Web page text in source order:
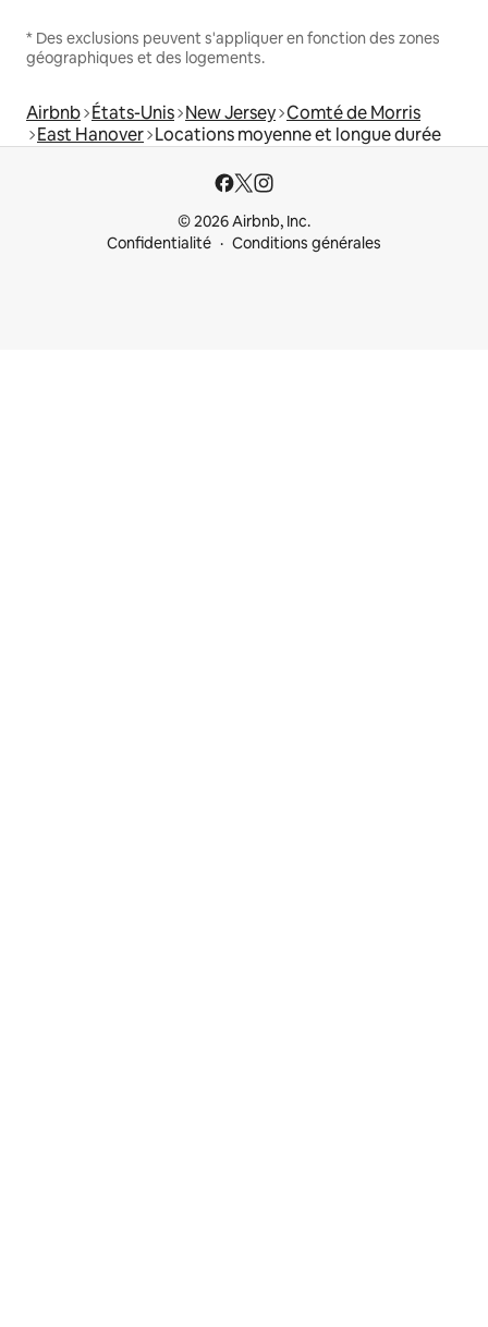
* Des exclusions peuvent s'appliquer en fonction des zones
géographiques et des logements.
Airbnb États-Unis New Jersey Comté de Morris
East Hanover Locations moyenne et longue durée
© 2026 Airbnb, Inc.
Confidentialité
Conditions générales